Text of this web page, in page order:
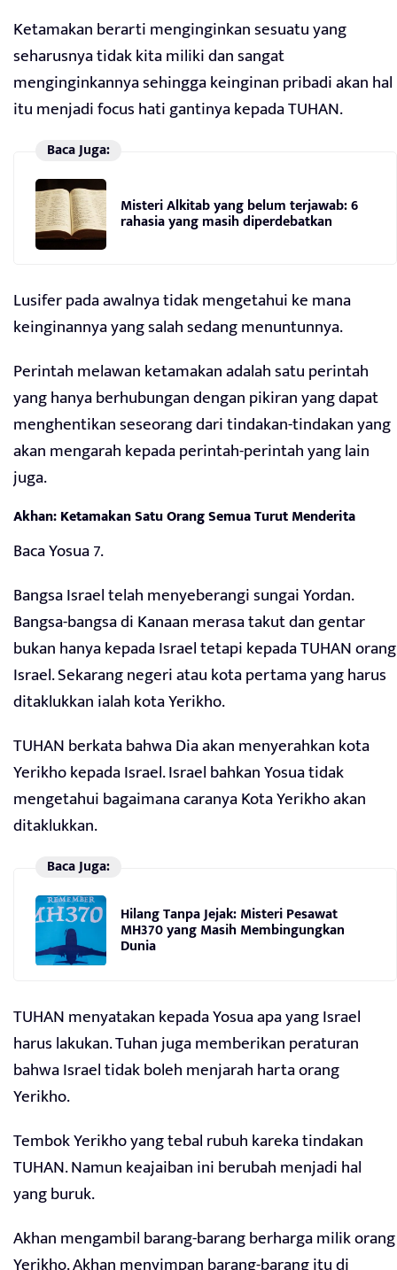
Ketamakan berarti menginginkan sesuatu yang
seharusnya tidak kita miliki dan sangat
menginginkannya sehingga keinginan pribadi akan hal
itu menjadi focus hati gantinya kepada TUHAN.
Baca Juga:
Misteri Alkitab yang belum terjawab: 6
rahasia yang masih diperdebatkan
Lusifer pada awalnya tidak mengetahui ke mana
keinginannya yang salah sedang menuntunnya.
Perintah melawan ketamakan adalah satu perintah
yang hanya berhubungan dengan pikiran yang dapat
menghentikan seseorang dari tindakan-tindakan yang
akan mengarah kepada perintah-perintah yang lain
juga.
Akhan: Ketamakan Satu Orang Semua Turut Menderita
Baca Yosua 7.
Bangsa Israel telah menyeberangi sungai Yordan.
Bangsa-bangsa di Kanaan merasa takut dan gentar
bukan hanya kepada Israel tetapi kepada TUHAN orang
Israel. Sekarang negeri atau kota pertama yang harus
ditaklukkan ialah kota Yerikho.
TUHAN berkata bahwa Dia akan menyerahkan kota
Yerikho kepada Israel. Israel bahkan Yosua tidak
mengetahui bagaimana caranya Kota Yerikho akan
ditaklukkan.
Baca Juga:
Hilang Tanpa Jejak: Misteri Pesawat
MH370 yang Masih Membingungkan
Dunia
TUHAN menyatakan kepada Yosua apa yang Israel
harus lakukan. Tuhan juga memberikan peraturan
bahwa Israel tidak boleh menjarah harta orang
Yerikho.
Tembok Yerikho yang tebal rubuh kareka tindakan
TUHAN. Namun keajaiban ini berubah menjadi hal
yang buruk.
Akhan mengambil barang-barang berharga milik orang